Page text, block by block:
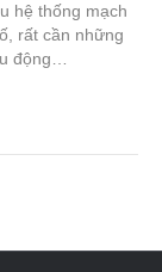
hệ thống mạch
rất cần những
động…